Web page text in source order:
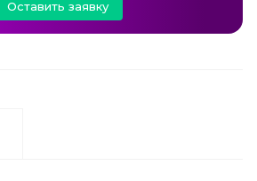
Оставить заявку